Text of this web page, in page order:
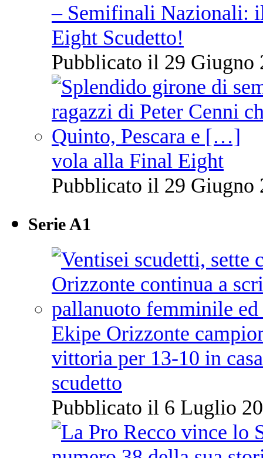
– Semifinali Nazionali:
Eight Scudetto!
Pubblicato il 29 Giugno
vola alla Final Eight
Pubblicato il 29 Giugno
Serie A1
Ekipe Orizzonte
vittoria per 13-10 in
scudetto
Pubblicato il 6 Luglio